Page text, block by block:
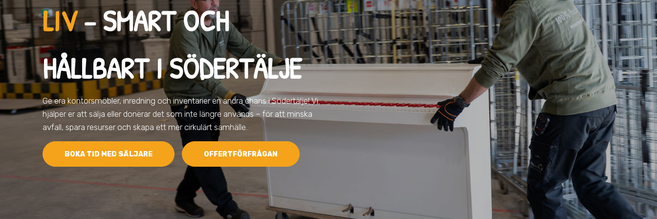
LIV– SMART OCH
HÅLLBART I SÖDERTÄLJE
Ge era kontorsmöbler, inredning och inventarier en andra chansi Södertälje! Vi
hjälper er att sälja eller donerar det som inte längre används – för att minska
avfall, spara resurser och skapa ett mer cirkulärt samhälle.
BOKA TID MED SÄLJARE OFFERTFÖRFRÅGAN